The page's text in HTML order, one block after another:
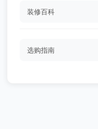
装修百科
选购指南